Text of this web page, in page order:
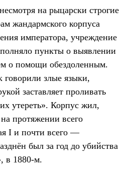
на рыцарски строгие
жандармского корпуса
императора, учреждение
пункты о выявлении
о помощи обездоленным.
злые языки,
заставляет проливать
утереть». Корпус жил,
протяжении всего
I и почти всего —
был за год до убийства
в 1880-м.